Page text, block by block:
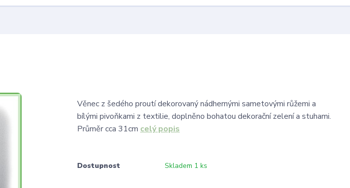
Věnec z šedého proutí dekorovaný nádhernými sametovými růžemi a
bílými pivoňkami z textilie, doplněno bohatou dekorační zelení a stuhami.
Průměr cca 31cm celý popis
Dostupnost Skladem 1 ks